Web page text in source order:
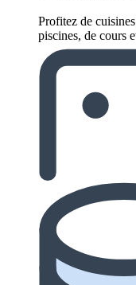
Profitez de
piscines, de cours